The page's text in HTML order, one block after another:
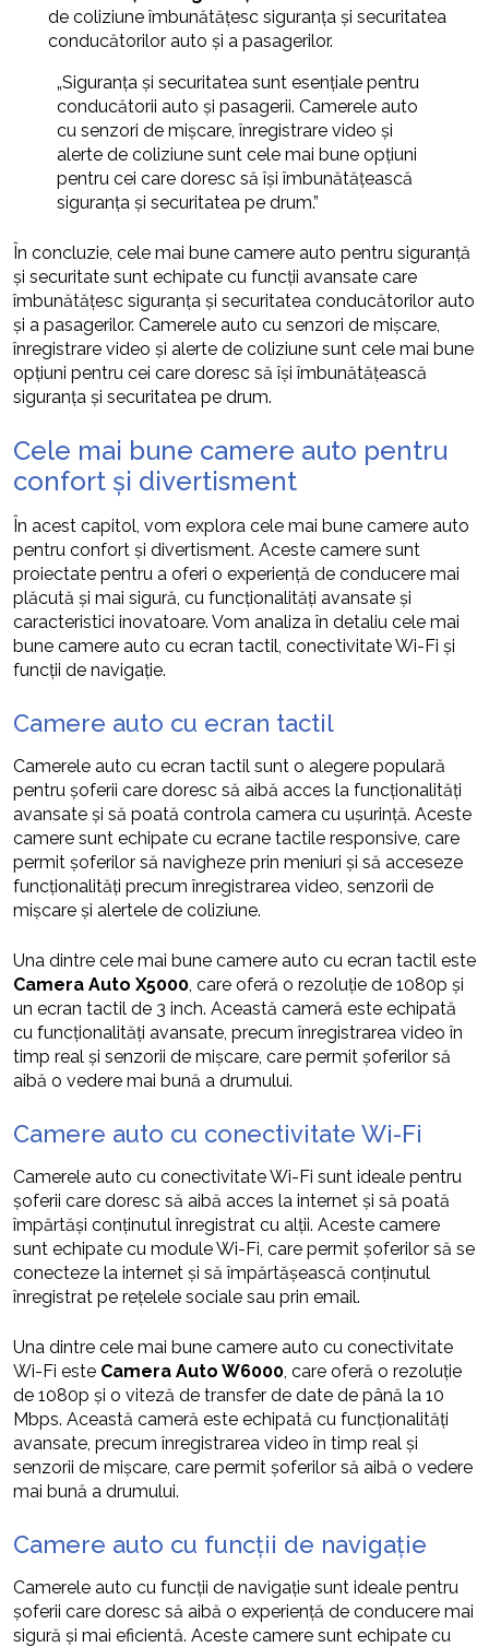
de coliziune îmbunătățesc siguranța și securitatea
conducătorilor auto și a pasagerilor.
„Siguranța și securitatea sunt esențiale pentru
conducătorii auto și pasagerii. Camerele auto
cu senzori de mișcare, înregistrare video și
alerte de coliziune sunt cele mai bune opțiuni
pentru cei care doresc să își îmbunătățească
siguranța și securitatea pe drum.”
În concluzie, cele mai bune camere auto pentru siguranță
și securitate sunt echipate cu funcții avansate care
îmbunătățesc siguranța și securitatea conducătorilor auto
și a pasagerilor. Camerele auto cu senzori de mișcare,
înregistrare video și alerte de coliziune sunt cele mai bune
opțiuni pentru cei care doresc să își îmbunătățească
siguranța și securitatea pe drum.
Cele mai bune camere auto pentru
confort și divertisment
În acest capitol, vom explora cele mai bune camere auto
pentru confort și divertisment. Aceste camere sunt
proiectate pentru a oferi o experiență de conducere mai
plăcută și mai sigură, cu funcționalități avansate și
caracteristici inovatoare. Vom analiza în detaliu cele mai
bune camere auto cu ecran tactil, conectivitate Wi-Fi și
funcții de navigație.
Camere auto cu ecran tactil
Camerele auto cu ecran tactil sunt o alegere populară
pentru șoferii care doresc să aibă acces la funcționalități
avansate și să poată controla camera cu ușurință. Aceste
camere sunt echipate cu ecrane tactile responsive, care
permit șoferilor să navigheze prin meniuri și să acceseze
funcționalități precum înregistrarea video, senzorii de
mișcare și alertele de coliziune.
Una dintre cele mai bune camere auto cu ecran tactil este
Camera Auto X5000 , care oferă o rezoluție de 1080p și
un ecran tactil de 3 inch. Această cameră este echipată
cu funcționalități avansate, precum înregistrarea video în
timp real și senzorii de mișcare, care permit șoferilor să
aibă o vedere mai bună a drumului.
Camere auto cu conectivitate Wi-Fi
Camerele auto cu conectivitate Wi-Fi sunt ideale pentru
șoferii care doresc să aibă acces la internet și să poată
împărtăși conținutul înregistrat cu alții. Aceste camere
sunt echipate cu module Wi-Fi, care permit șoferilor să se
conecteze la internet și să împărtășească conținutul
înregistrat pe rețelele sociale sau prin email.
Una dintre cele mai bune camere auto cu conectivitate
Wi-Fi este Camera Auto W6000 , care oferă o rezoluție
de 1080p și o viteză de transfer de date de până la 10
Mbps. Această cameră este echipată cu funcționalități
avansate, precum înregistrarea video în timp real și
senzorii de mișcare, care permit șoferilor să aibă o vedere
mai bună a drumului.
Camere auto cu funcții de navigație
Camerele auto cu funcții de navigație sunt ideale pentru
șoferii care doresc să aibă o experiență de conducere mai
sigură și mai eficientă. Aceste camere sunt echipate cu